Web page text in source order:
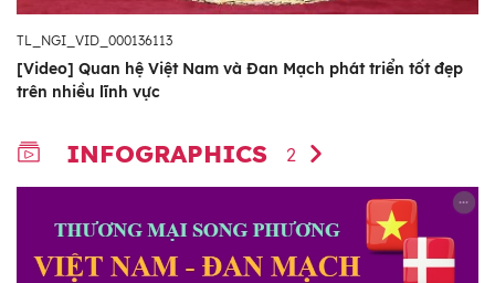
TL_NGI_VID_000136113
[Video] Quan hệ Việt Nam và Đan Mạch phát triển tốt đẹp
trên nhiều lĩnh vực
INFOGRAPHICS 2